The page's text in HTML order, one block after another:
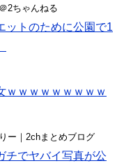
2ちゃんねる
ットのために公園で1
ｗｗｗｗｗｗｗｗｗ
ー｜2chまとめブログ
チでヤバイ写真が公